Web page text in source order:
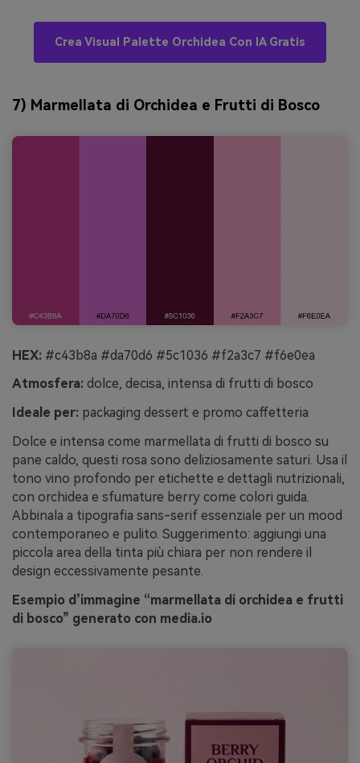
Crea Visual Palette Orchidea Con IA Gratis
7) Marmellata di Orchidea e Frutti di Bosco
HEX: #c43b8a #da70d6 #5c1036 #f2a3c7 #f6e0ea
Atmosfera: dolce, decisa, intensa di frutti di bosco
Ideale per: packaging dessert e promo caffetteria
Dolce e intensa come marmellata di frutti di bosco su
pane caldo, questi rosa sono deliziosamente saturi. Usa il
tono vino profondo per etichette e dettagli nutrizionali,
con orchidea e sfumature berry come colori guida.
Abbinala a tipografia sans-serif essenziale per un mood
contemporaneo e pulito. Suggerimento: aggiungi una
piccola area della tinta più chiara per non rendere il
design eccessivamente pesante.
Esempio d’immagine “marmellata di orchidea e frutti
di bosco” generato con media.io